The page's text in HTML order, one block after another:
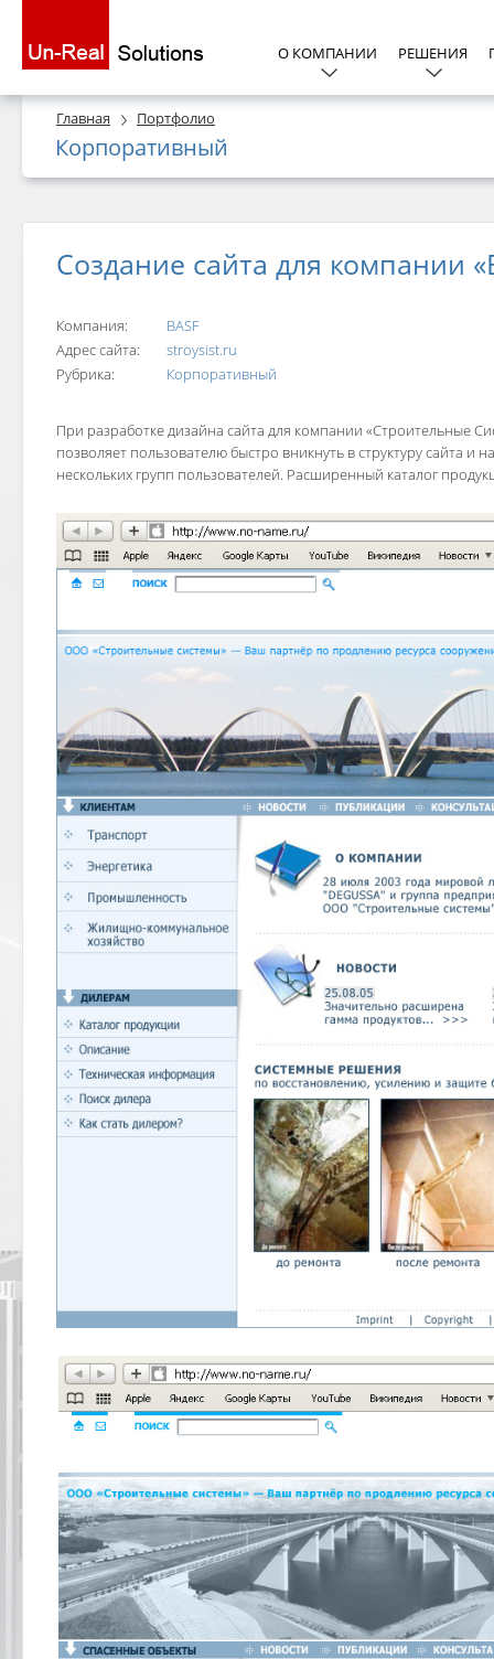
О КОМПАНИИ РЕШЕНИЯ
Главная Портфолио
Корпоративный
Создание сайта для компании
Компания:
BASF
Адрес сайта:
stroysist.ru
Рубрика:
Корпоративный
При разработке дизайна сайта для компании «Строительные
позволяет пользователю быстро вникнуть в структуру сайта
нескольких групп пользователей. Расширенный каталог